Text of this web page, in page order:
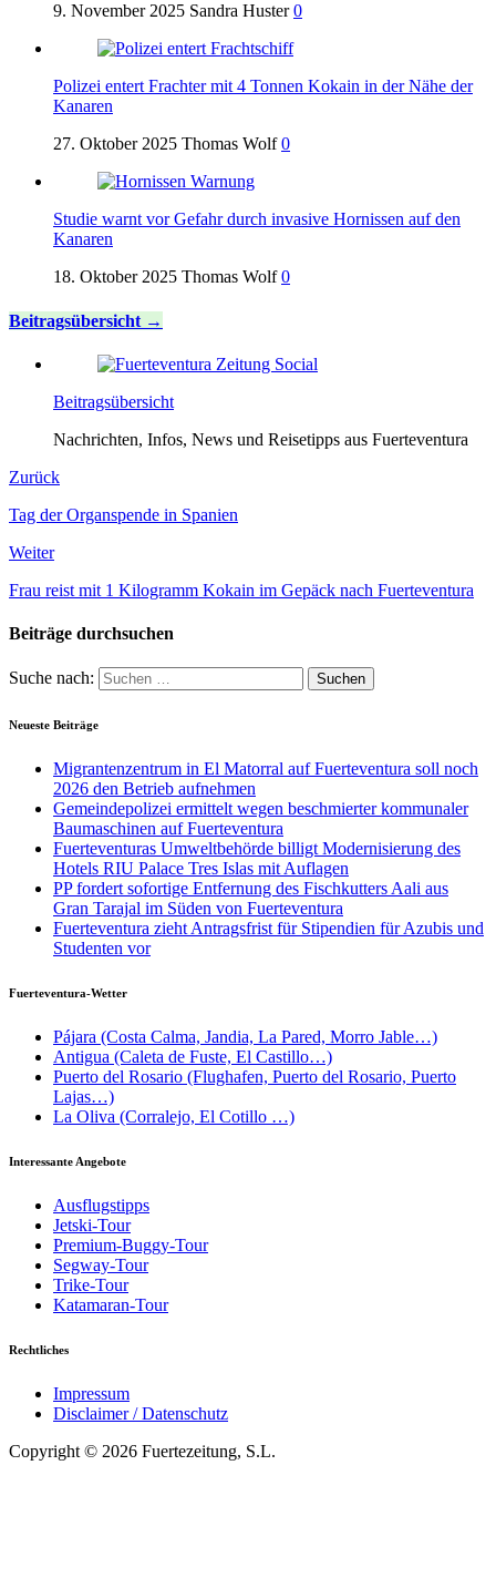
9. November 2025 Sandra Huster 0
Polizei entert Frachter mit 4 Tonnen Kokain in der Nähe der
Kanaren
27. Oktober 2025 Thomas Wolf 0
Studie warnt vor Gefahr durch invasive Hornissen auf den
Kanaren
18. Oktober 2025 Thomas Wolf 0
Beitragsübersicht
Beitragsübersicht
Nachrichten, Infos, News und Reisetipps aus Fuerteventura
Zurück
Tag der Organspende in Spanien
Weiter
Frau reist mit 1 Kilogramm Kokain im Gepäck nach Fuerteventura
Beiträge durchsuchen
Suche nach:
Neueste Beiträge
Migrantenzentrum in El Matorral auf Fuerteventura soll noch
2026 den Betrieb aufnehmen
Gemeindepolizei ermittelt wegen beschmierter kommunaler
Baumaschinen auf Fuerteventura
Fuerteventuras Umweltbehörde billigt Modernisierung des
Hotels RIU Palace Tres Islas mit Auflagen
PP fordert sofortige Entfernung des Fischkutters Aali aus
Gran Tarajal im Süden von Fuerteventura
Fuerteventura zieht Antragsfrist für Stipendien für Azubis und
Studenten vor
Fuerteventura-Wetter
Pájara (Costa Calma, Jandia, La Pared, Morro Jable…)
Antigua (Caleta de Fuste, El Castillo…)
Puerto del Rosario (Flughafen, Puerto del Rosario, Puerto
Lajas…)
La Oliva (Corralejo, El Cotillo …)
Interessante Angebote
Ausflugstipps
Jetski-Tour
Premium-Buggy-Tour
Segway-Tour
Trike-Tour
Katamaran-Tour
Rechtliches
Impressum
Disclaimer / Datenschutz
Copyright © 2026 Fuertezeitung, S.L.